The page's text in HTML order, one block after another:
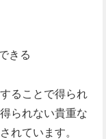
きる
ることで得られ
られない貴重な
れています。